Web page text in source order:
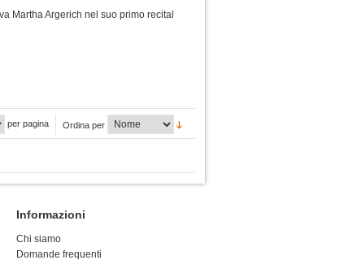
Martha Argerich nel suo primo recital
Ordina per
per pagina
Informazioni
Chi siamo
Domande frequenti